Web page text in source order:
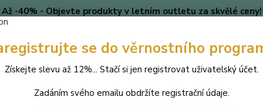
Až -40% - Objevte produkty v letním outletu za skvělé ceny!
🎄 VÁNOCE Blog
Hledat
(Po-
se do věrnostního
Získejte slevu až 12%... Stačí si jen registrovat uživatelský účet.
Zadáním svého emailu obdržíte registrační údaje.